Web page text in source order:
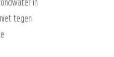
in
tegen